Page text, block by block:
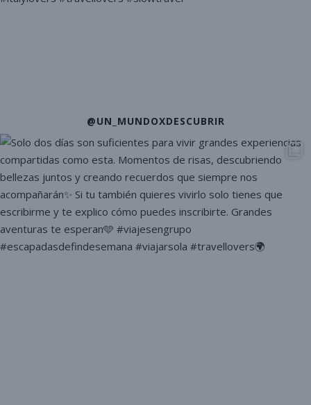
@UN_MUNDOXDESCUBRIR